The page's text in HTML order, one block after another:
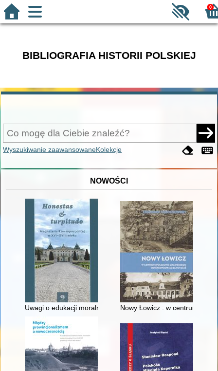
0
BIBLIOGRAFIA HISTORII POLSKIEJ
Wyszukiwanie zaawansowaneKolekcje
NOWOŚCI
Uwagi o edukacji moralnej synów szlacheckich w XVI-
Nowy Łowicz : w centrum